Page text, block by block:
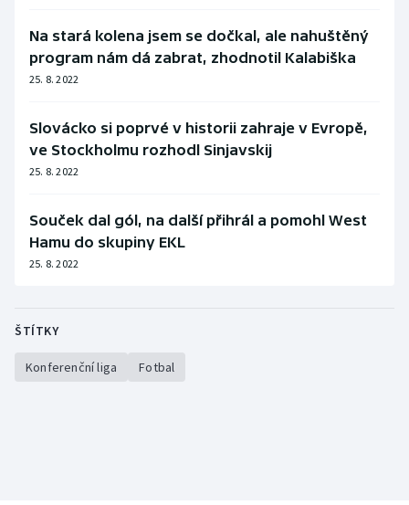
Na stará kolena jsem se dočkal, ale nahuštěný
program nám dá zabrat, zhodnotil Kalabiška
25. 8. 2022
Slovácko si poprvé v historii zahraje v Evropě,
ve Stockholmu rozhodl Sinjavskij
25. 8. 2022
Souček dal gól, na další přihrál a pomohl West
Hamu do skupiny EKL
25. 8. 2022
ŠTÍTKY
Konferenční liga Fotbal